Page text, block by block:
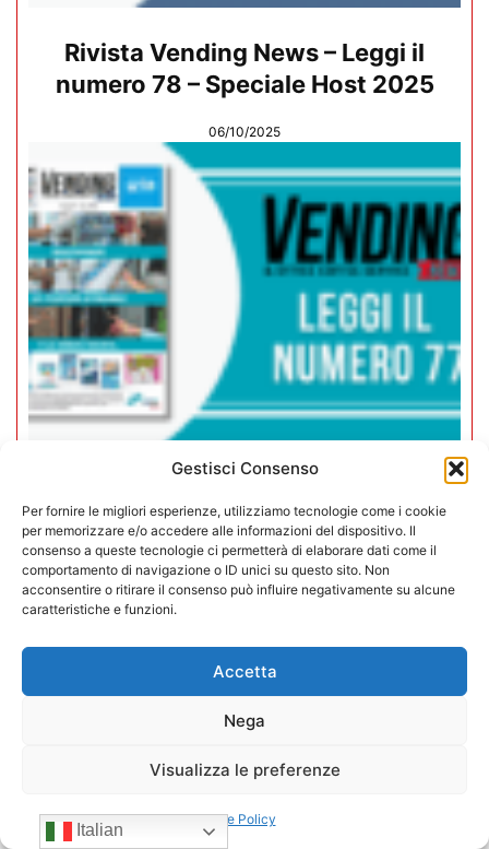
Gestisci Consenso
Per fornire le migliori esperienze, utilizziamo tecnologie come i cookie
per memorizzare e/o accedere alle informazioni del dispositivo. Il
consenso a queste tecnologie ci permetterà di elaborare dati come il
comportamento di navigazione o ID unici su questo sito. Non
acconsentire o ritirare il consenso può influire negativamente su alcune
caratteristiche e funzioni.
Accetta
Nega
Visualizza le preferenze
Cookie Policy
Rivista Vending News – Leggi il
numero 78 – Speciale Host 2025
06/10/2025
numero 77
18/07/2025
Italian